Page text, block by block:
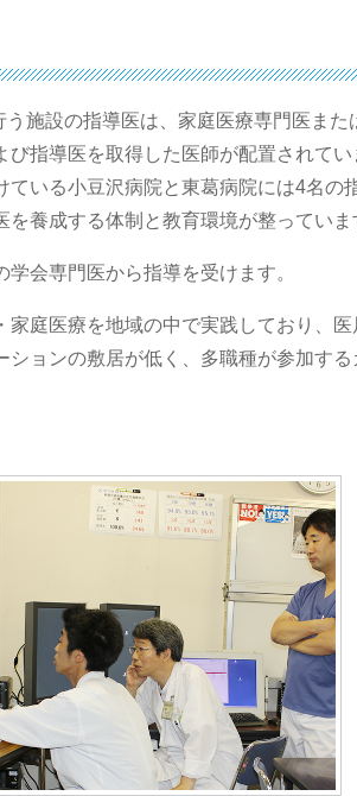
施設の指導医は、家庭医療専門医また
び指導医を取得した医師が配置されて
ている小豆沢病院と東葛病院には4名の
養成する体制と教育環境が整っていま
会専門医から指導を受けます。
家庭医療を地域の中で実践しており、
ションの敷居が低く、多職種が参加する